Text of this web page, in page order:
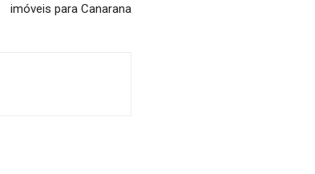
imóveis para Canarana